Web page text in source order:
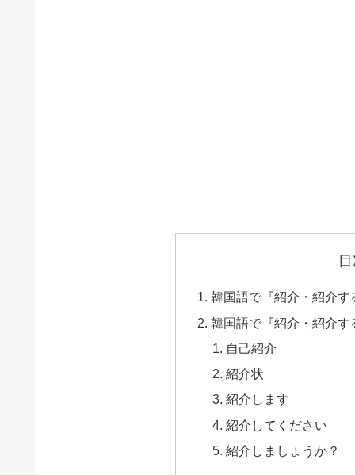
韓国語で『紹介・紹介す
韓国語で『紹介・紹介す
自己紹介
紹介状
紹介します
紹介してください
紹介しましょうか？